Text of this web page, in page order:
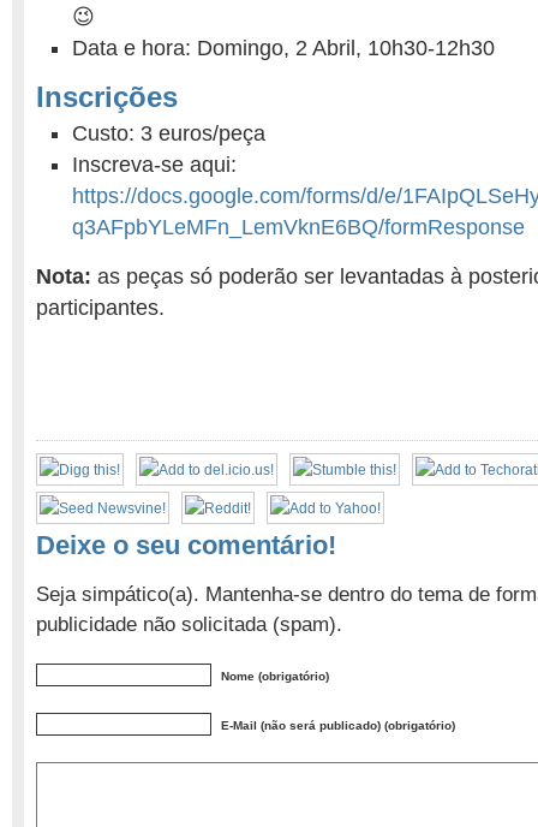
😉
Data e hora: Domingo, 2 Abril, 10h30-12h30
Inscrições
Custo: 3 euros/peça
Inscreva-se aqui:
https://docs.google.com/forms/d/e/
q3AFpbYLeMFn_LemVknE6BQ/formResponse
Nota: as peças só poderão ser levantadas à
participantes.
Deixe o seu comentário!
Seja simpático(a). Mantenha-se dentro do tema de
publicidade não solicitada (spam).
Nome (obrigatório)
E-Mail (não será publicado) (obrigatório)